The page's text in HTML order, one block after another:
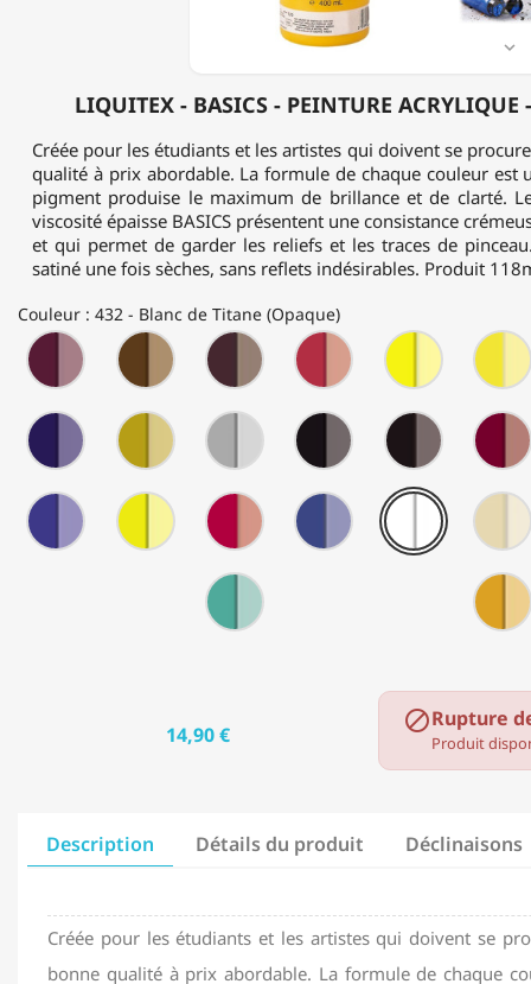
LIQUITEX - BASICS - PEINTURE ACRYLIQUE

Créée pour les étudiants et les artistes qui doivent se
qualité à prix abordable. La formule de chaque couleur est
pigment produise le maximum de brillance et de clarté.
viscosité épaisse BASICS présentent une consistance
et qui permet de garder les reliefs et les traces de
satiné une fois sèches, sans reflets indésirables. Produit
Couleur : 432 - Blanc de Titane (Opaque)
114
-
Magenta
Quinacridone
(Translucide)
127
-
Sienne
Brûlée
128
-
d'Ombre
Brûlée
(Opaque)
151
-
Rouge
Cadmium
Moyen
(Translucide)
160
-
Jaune
Cadmium
Clair
186
-
Pourpre
(Opaque)
234
-
Iridescent
(Translucide)
236
-
Argent
Iridescent
(Translucide)
244
-
d'ivoire
(Opaque)
276
-
de
Mars
(Opaque)
380
-
Outremer
410
-
Jaune
Primaire
(Translucide)
415
-
Rouge
(Translucide)
420
-
432
-
Blanc
Titane
(Opaque)
660
-
14,90 € Rupture
Produit
Description Détails du produit Déclinaisons
Créée pour les étudiants et les artistes qui doivent se
bonne qualité à prix abordable. La formule de chaque